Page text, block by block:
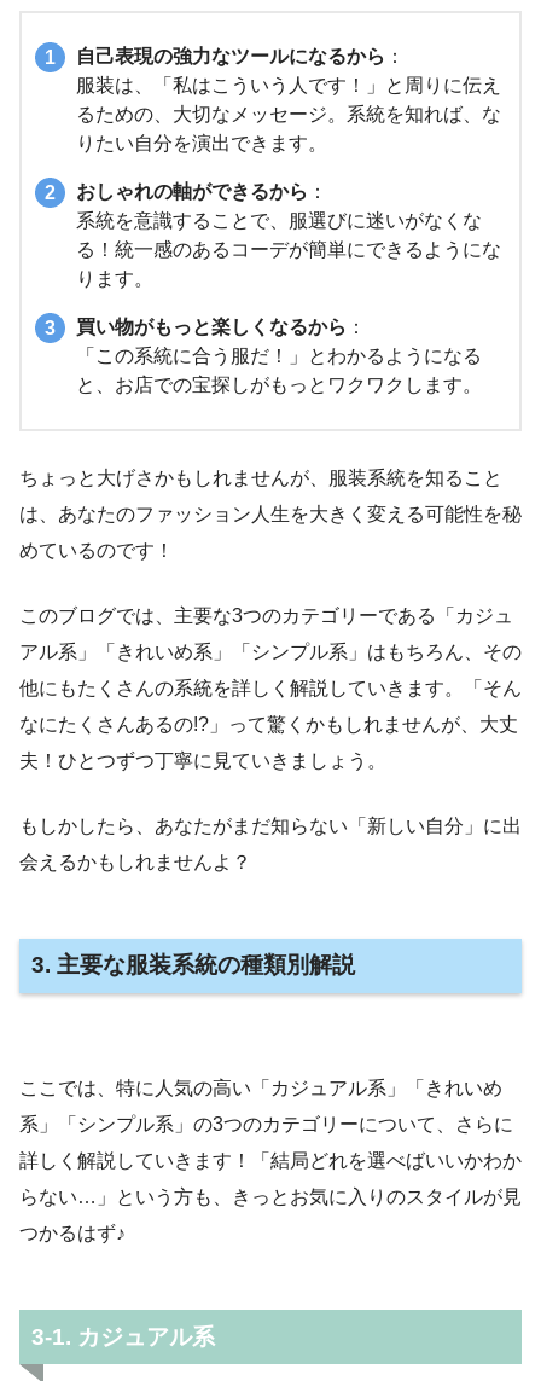
自己表現の強力なツールになるから ：
服装は、「私はこういう人です！」と周りに伝え
るための、大切なメッセージ。系統を知れば、な
りたい自分を演出できます。
おしゃれの軸ができるから ：
系統を意識することで、服選びに迷いがなくな
る！統一感のあるコーデが簡単にできるようにな
ります。
買い物がもっと楽しくなるから ：
「この系統に合う服だ！」とわかるようになる
と、お店での宝探しがもっとワクワクします。
ちょっと大げさかもしれませんが、服装系統を知ること
は、あなたのファッション人生を大きく変える可能性を秘
めているのです！
このブログでは、主要な3つのカテゴリーである「カジュ
アル系」「きれいめ系」「シンプル系」はもちろん、その
他にもたくさんの系統を詳しく解説していきます。「そん
なにたくさんあるの!?」って驚くかもしれませんが、大丈
夫！ひとつずつ丁寧に見ていきましょう。
もしかしたら、あなたがまだ知らない「新しい自分」に出
会えるかもしれませんよ？
3. 主要な服装系統の種類別解説
ここでは、特に人気の高い「カジュアル系」「きれいめ
系」「シンプル系」の3つのカテゴリーについて、さらに
詳しく解説していきます！「結局どれを選べばいいかわか
らない…」という方も、きっとお気に入りのスタイルが見
つかるはず♪
3-1. カジュアル系